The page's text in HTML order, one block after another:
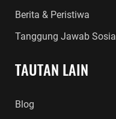
Berita & Peristiwa
Tanggung Jawab Sosial
TAUTAN LAIN
Blog